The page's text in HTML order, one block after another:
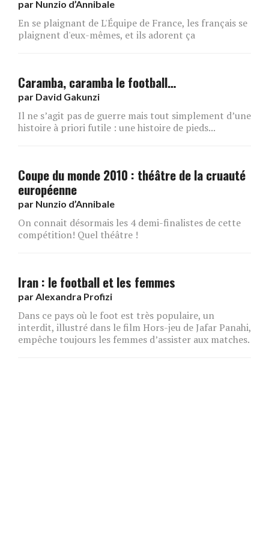
par Nunzio d’Annibale
En se plaignant de L'Équipe de France, les français se
plaignent d'eux-mêmes, et ils adorent ça
Caramba, caramba le football…
par David Gakunzi
Il ne s’agit pas de guerre mais tout simplement d’une
histoire à priori futile : une histoire de pieds...
Coupe du monde 2010 : théâtre de la cruauté
européenne
par Nunzio d’Annibale
On connait désormais les 4 demi-finalistes de cette
compétition! Quel théâtre !
Iran : le football et les femmes
par Alexandra Profizi
Dans ce pays où le foot est très populaire, un
interdit, illustré dans le film Hors-jeu de Jafar Panahi,
empêche toujours les femmes d’assister aux matches.